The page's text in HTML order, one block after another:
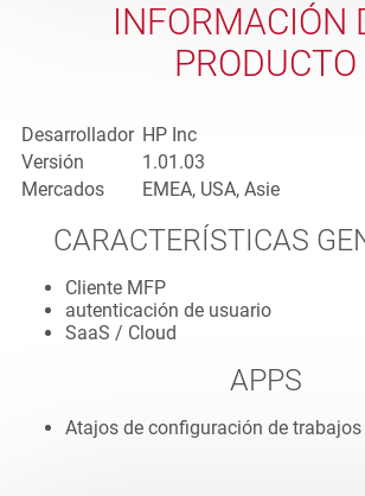
INFORMACIÓN
PRODUCTO
Desarrollador HP Inc
Versión
1.01.03
Mercados
EMEA, USA, Asie
CARACTERÍSTICAS
Cliente MFP
autenticación de usuario
SaaS / Cloud
APPS
Atajos de configuración de trabajos